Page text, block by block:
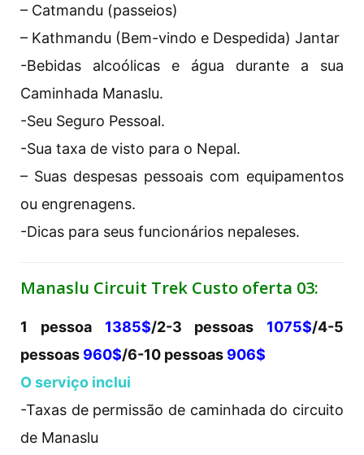
– Catmandu (passeios)
– Kathmandu (Bem-vindo e Despedida) Jantar
-Bebidas alcoólicas e água durante a sua
Caminhada Manaslu.
-Seu Seguro Pessoal.
-Sua taxa de visto para o Nepal.
– Suas despesas pessoais com equipamentos
ou engrenagens.
-Dicas para seus funcionários nepaleses.
Manaslu Circuit Trek Custo oferta 03:
1 pessoa 1385$/2-3 pessoas 1075$/4-5
pessoas 960$/6-10 pessoas 906$
O serviço inclui
-Taxas de permissão de caminhada do circuito
de Manaslu